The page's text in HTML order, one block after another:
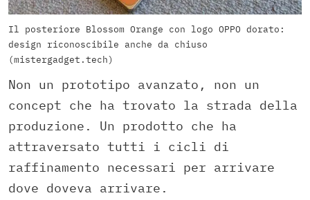
Il posteriore Blossom Orange con logo OPPO dorato:
design riconoscibile anche da chiuso
(mistergadget.tech)
Non un prototipo avanzato, non un
concept che ha trovato la strada della
produzione. Un prodotto che ha
attraversato tutti i cicli di
raffinamento necessari per arrivare
dove doveva arrivare.